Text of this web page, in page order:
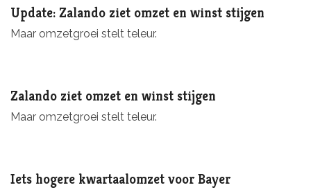
Update: Zalando ziet omzet en winst stijgen
Maar omzetgroei stelt teleur.
Zalando ziet omzet en winst stijgen
Maar omzetgroei stelt teleur.
Iets hogere kwartaalomzet voor Bayer